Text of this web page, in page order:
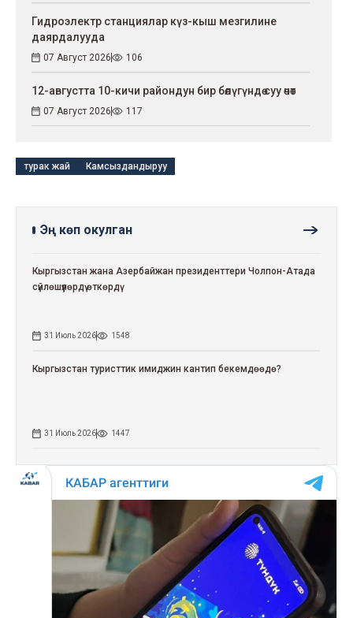
Гидроэлектр станциялар күз-кыш мезгилине
даярдалууда
07 Август 2026 106
12-августта 10-кичи райондун бир бөлүгүндө суу өчөт
07 Август 2026 117
турак жай Камсыздандыруу
Эң көп окулган
Кыргызстан жана Азербайжан президенттери Чолпон-Атада
сүйлөшүүлөрдү өткөрдү
31 Июль 2026 1548
Кыргызстан туристтик имиджин кантип бекемдөөдө?
31 Июль 2026 1447